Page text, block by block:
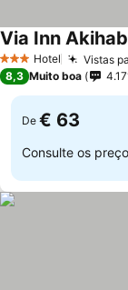
3 EstrelasHotel Vistas
Via Inn
8,3 Muito boa
De € 63
Consulte os